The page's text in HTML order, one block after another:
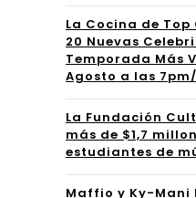
O A
NA
CH
O
La Cocina de Top
20 Nuevas
Temporada Más
Agosto a las
La Fundación
más de $1,7
estudiantes de
Maffio y Ky-Mani